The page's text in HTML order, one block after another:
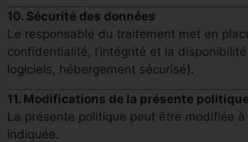
10. Sécurité des données
Le responsable du traitement met en
confidentialité, l’intégrité et la
logiciels, hébergement sécurisé).
11. Modifications de la présente politique
La présente politique peut être modifiée
indiquée.